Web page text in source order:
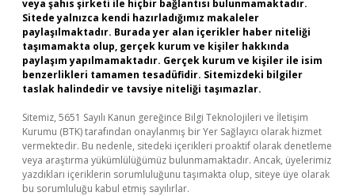
veya şahıs şirketi ile hiçbir bağlantısı bulunmamaktadır.
Sitede yalnızca kendi hazırladığımız makaleler
paylaşılmaktadır. Burada yer alan içerikler haber niteliği
taşımamakta olup, gerçek kurum ve kişiler hakkında
paylaşım yapılmamaktadır. Gerçek kurum ve kişiler ile isim
benzerlikleri tamamen tesadüfidir. Sitemizdeki bilgiler
taslak halindedir ve tavsiye niteliği taşımazlar.
Sitemiz, 5651 Sayılı Kanun gereğince Bilgi Teknolojileri ve İletişim
Kurumu (BTK) tarafından onaylanmış bir Yer Sağlayıcı olarak hizmet
vermektedir. Bu nedenle, sitedeki içerikleri proaktif olarak denetleme
veya araştırma yükümlülüğümüz bulunmamaktadır. Ancak, üyelerimiz
yazdıkları içeriklerin sorumluluğunu taşımakta olup, siteye üye olarak
bu sorumluluğu kabul etmiş sayılırlar.